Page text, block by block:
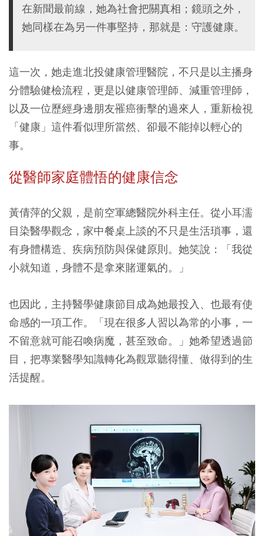
在新聞最前線，她為社會把關真相；鏡頭之外，
她同樣在為另一件事堅持，那就是：守護健康。
這一次，她走進北投健康管理醫院，不只是以主播身
分體驗健檢流程，更是以健康管理師、減重管理師，
以及一位歷經身邊朋友罹癌衝擊的過來人，重新檢視
「健康」這件看似理所當然、卻最不能掉以輕心的
事。
從醫師家庭體悟的健康信念
黃倩萍的父親，是前空軍總醫院外科主任。從小耳濡
目染醫學觀念，家中餐桌上談的不只是生活瑣事，還
有身體構造、疾病預防與保健原則。她笑說：「我從
小就知道，身體不是拿來賭運氣的。」
也因此，主持醫學健康節目成為她最投入、也最有使
命感的一項工作。「現在很多人習以為常的小事，一
不留意就可能召喚病魔，甚至致命。」她希望透過節
目，把專業醫學知識轉化為觀眾聽得懂、做得到的生
活提醒。